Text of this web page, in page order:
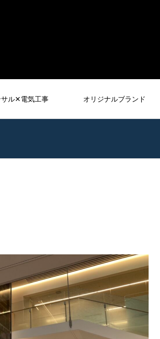
ル✕電気工事 オリジナルブランド
音響レンタル
業務用音響などのレンタルサービス